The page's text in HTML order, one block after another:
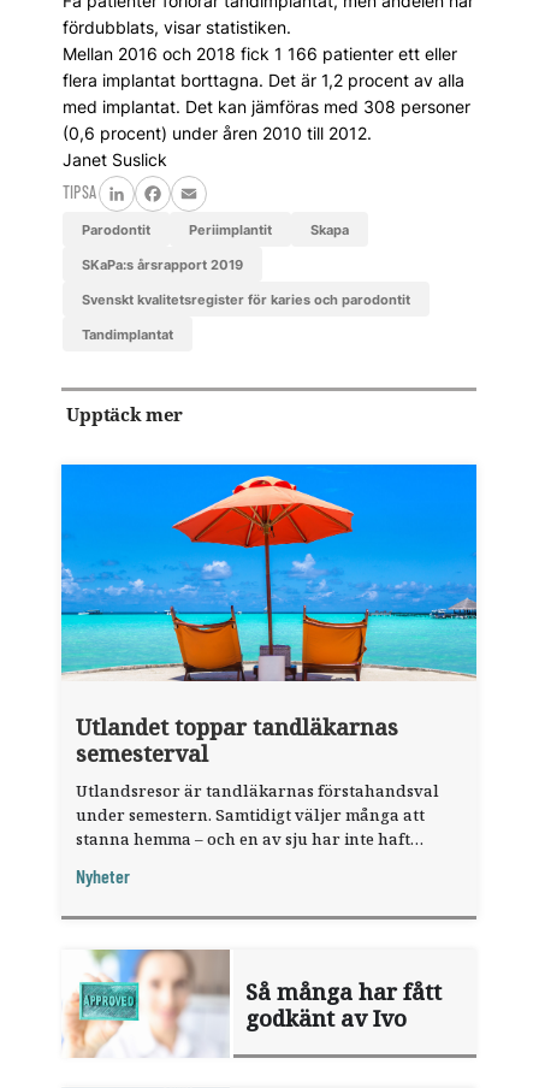
fördubblats, visar statistiken.
Mellan 2016 och 2018 fick 1 166 patienter ett eller
flera implantat borttagna. Det är 1,2 procent av alla
med implantat. Det kan jämföras med 308 personer
(0,6 procent) under åren 2010 till 2012.
Janet Suslick
TIPSA
LinkedInFacebook
Email
parodontit Periimplantit Skapa
SKaPa:s årsrapport 2019
Svenskt kvalitetsregister för karies och parodontit
tandimplantat
Upptäck mer
Utlandet toppar tandläkarnas
semesterval
Utlandsresor är tandläkarnas förstahandsval
under semestern. Samtidigt väljer många att
stanna hemma – och en av sju har inte haft
fråga".
Nyheter
Så många har fått
godkänt av Ivo